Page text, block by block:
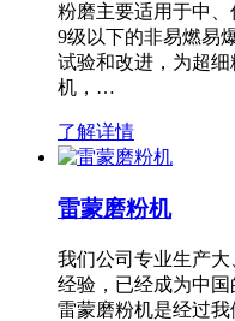
粉磨主要适用于中
9级以下的非易燃易
试验和改进，为超
机，…
了解详情
雷蒙磨粉机
我们公司专业生产
经验，已经成为中
雷蒙磨粉机是经过